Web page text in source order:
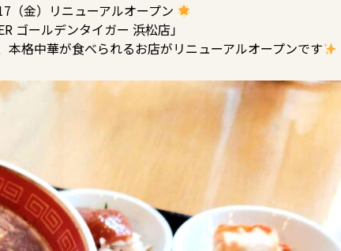
金）リニューアルオープン
ゴールデンタイガー 浜松店」
本格中華が食べられるお店がリニューアルオープンです